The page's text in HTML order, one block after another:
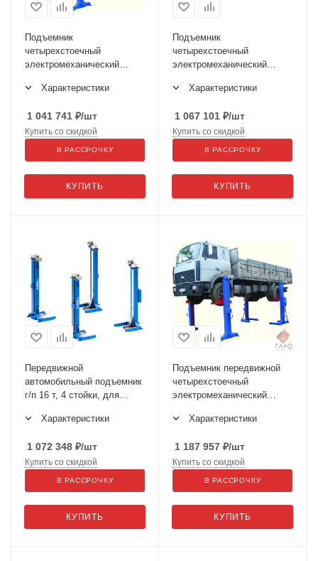
Подъемник
четырехстоечный
электромеханический
Характеристики
1 041 741 ₽/шт
КУПИТЬ
Купить со скидкой
В РАССРОЧКУ
Подъемник
четырехстоечный
электромеханический
Характеристики
1 067 101 ₽/шт
КУПИТЬ
Купить со скидкой
В РАССРОЧКУ
Передвижной
автомобильный подъемник
г/п 16 т, 4 стойки, для
поддомкратные площадки
Характеристики
1 072 348 ₽/шт
КУПИТЬ
Купить со скидкой
В РАССРОЧКУ
Подъемник передвижной
четырехстоечный
электромеханический
Характеристики
1 187 957 ₽/шт
КУПИТЬ
Купить со скидкой
В РАССРОЧКУ